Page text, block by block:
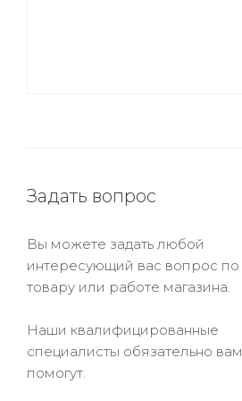
Задать вопрос
Вы можете задать любой
интересующий вас вопрос по
товару или работе магазина.
Наши квалифицированные
специалисты обязательно вам
помогут.